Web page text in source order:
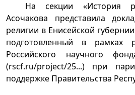
На секции «История
Асочакова представила
религии в Енисейской
подготовленный в рамках
Российского научного
(rscf.ru/project/25...) при
поддержке Правительства